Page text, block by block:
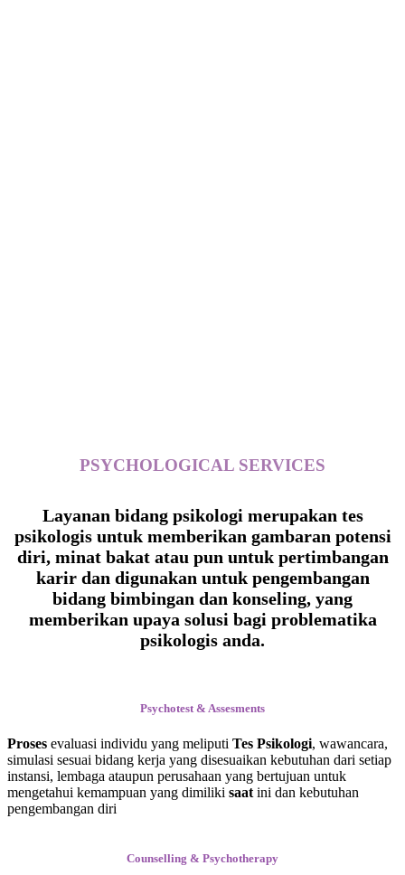
PSYCHOLOGICAL SERVICES
Layanan bidang psikologi merupakan tes
psikologis untuk memberikan gambaran potensi
diri, minat bakat atau pun untuk pertimbangan
karir dan digunakan untuk pengembangan
bidang bimbingan dan konseling, yang
memberikan upaya solusi bagi problematika
psikologis anda.
Psychotest & Assesments
Proses evaluasi individu yang meliputi Tes Psikologi, wawancara,
simulasi sesuai bidang kerja yang disesuaikan kebutuhan dari setiap
instansi, lembaga ataupun perusahaan yang bertujuan untuk
mengetahui kemampuan yang dimiliki saat ini dan kebutuhan
pengembangan diri
Counselling & Psychotherapy